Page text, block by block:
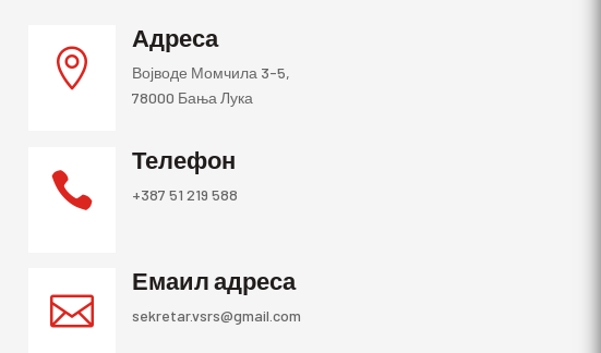

Адреса
Војводе Момчила 3-5,
78000 Бања Лука

Телефон
+387 51 219 588

Емаил адреса
sekretar.vsrs@gmail.com